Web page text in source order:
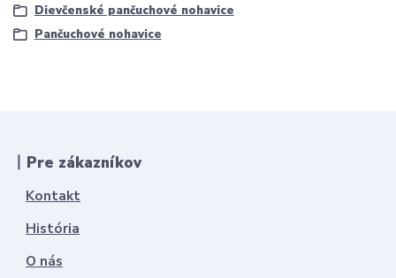
Dievčenské pančuchové nohavice
Pančuchové nohavice
丨Pre zákazníkov
Kontakt
História
O nás